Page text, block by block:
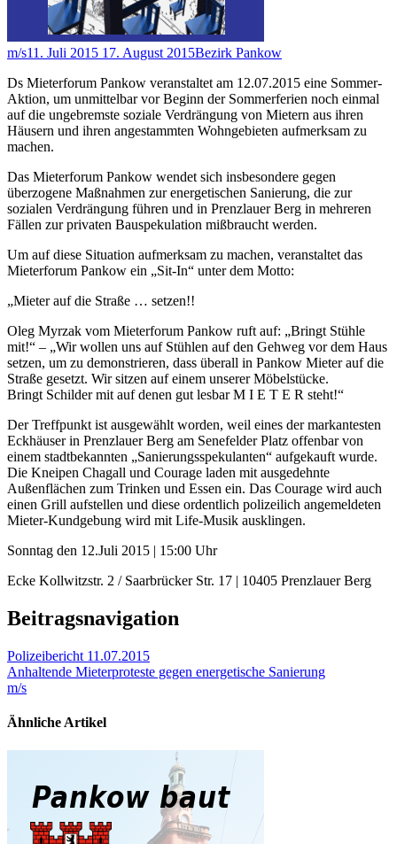
m/s11. Juli 2015 17. August 2015Bezirk Pankow
Ds Mieterforum Pankow veranstaltet am 12.07.2015 eine Sommer-
Aktion, um unmittelbar vor Beginn der Sommerferien noch einmal
auf die ungebremste soziale Verdrängung von Mietern aus ihren
Häusern und ihren angestammten Wohngebieten aufmerksam zu
machen.
Das Mieterforum Pankow wendet sich insbesondere gegen
überzogene Maßnahmen zur energetischen Sanierung, die zur
sozialen Verdrängung führen und in Prenzlauer Berg in mehreren
Fällen zur privaten Bauspekulation mißbraucht werden.
Um auf diese Situation aufmerksam zu machen, veranstaltet das
Mieterforum Pankow ein „Sit-In“ unter dem Motto:
„Mieter auf die Straße … setzen!!
Oleg Myrzak vom Mieterforum Pankow ruft auf: „Bringt Stühle
mit!“ – „Wir wollen uns auf Stühlen auf den Gehweg vor dem Haus
setzen, um zu demonstrieren, dass überall in Pankow Mieter auf die
Straße gesetzt. Wir sitzen auf einem unserer Möbelstücke.
Bringt Schilder mit auf denen gut lesbar M I E T E R steht!“
Der Treffpunkt ist ausgewählt worden, weil eines der markantesten
Eckhäuser in Prenzlauer Berg am Senefelder Platz offenbar von
einem stadtbekannten „Sanierungsspekulanten“ aufgekauft wurde.
Die Kneipen Chagall und Courage laden mit ausgedehnte
Außenflächen zum Trinken und Essen ein. Das Courage wird auch
einen Grill aufstellen und diese ordentlich polizeilich angemeldeten
Mieter-Kundgebung wird mit Life-Musik ausklingen.
Sonntag den 12.Juli 2015 | 15:00 Uhr
Ecke Kollwitzstr. 2 / Saarbrücker Str. 17 | 10405 Prenzlauer Berg
Beitragsnavigation
Polizeibericht 11.07.2015
Anhaltende Mieterproteste gegen energetische Sanierung
m/s
Ähnliche Artikel